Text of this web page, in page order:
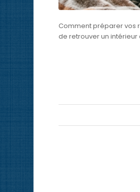
Comment préparer vos
de retrouver un